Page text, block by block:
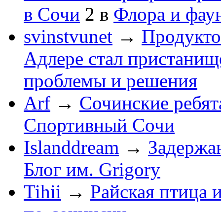
в Сочи 2 в Флора и
svinstvunet →
Адлере стал
проблемы и решения
Arf → Сочинские
Спортивный Сочи
Islanddream →
Блог им. Grigory
Tihii → Райская птица